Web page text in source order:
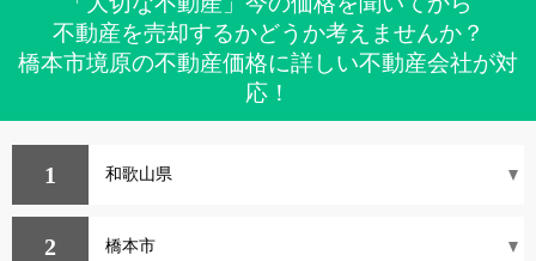
不動産を売却するかどうか考えませんか？
橋本市境原の不動産価格に詳しい不動産会社が対
応！
1
2